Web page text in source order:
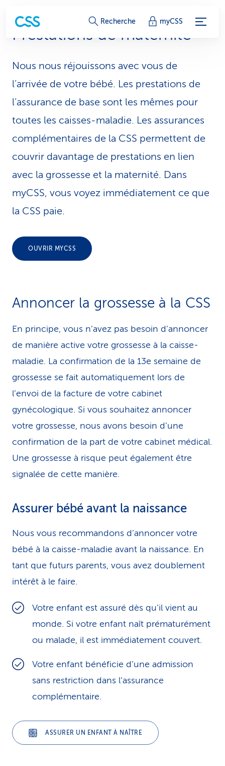
L
i
e
n
s
d
e
s
e
i
c
Recherche myCSS
Prestations de maternité
Nous nous réjouissons avec vous de
l’arrivée de votre bébé. Les prestations de
l’assurance de base sont les mêmes pour
toutes les caisses-maladie. Les assurances
complémentaires de la CSS permettent de
couvrir davantage de prestations en lien
avec la grossesse et la maternité. Dans
myCSS, vous voyez immédiatement ce que
la CSS paie.
OUVRIR MYCSS
Annoncer la grossesse à la CSS
En principe, vous n’avez pas besoin d’annoncer
de manière active votre grossesse à la caisse-
maladie. La confirmation de la 13e semaine de
grossesse se fait automatiquement lors de
l’envoi de la facture de votre cabinet
gynécologique. Si vous souhaitez annoncer
votre grossesse, nous avons besoin d’une
confirmation de la part de votre cabinet médical.
Une grossesse à risque peut également être
signalée de cette manière.
Assurer bébé avant la naissance
Nous vous recommandons d’annoncer votre
bébé à la caisse-maladie avant la naissance. En
tant que futurs parents, vous avez doublement
intérêt à le faire.
Votre enfant est assuré dès qu’il vient au
monde. Si votre enfant naît prématurément
ou malade, il est immédiatement couvert.
Votre enfant bénéficie d’une admission
sans restriction dans l’assurance
complémentaire.
ASSURER UN ENFANT À NAÎTRE